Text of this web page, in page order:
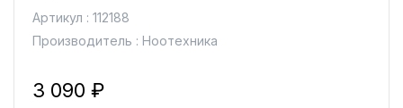
Артикул : 112188
Производитель : Ноотехника
3 090 ₽